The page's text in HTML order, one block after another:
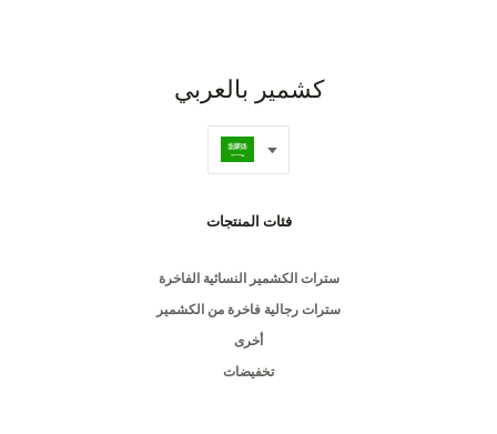
كشمير بالعربي
فئات المنتجات
سترات الكشمير النسائية الفاخرة
سترات رجالية فاخرة من الكشمير
أخرى
تخفيضات